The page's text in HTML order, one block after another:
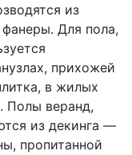
из
фанеры. Для пола,
прихожей
в жилых
Полы веранд,
из декинга —
пропитанной